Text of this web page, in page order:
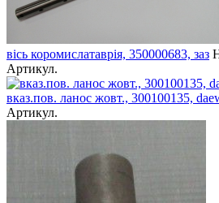
вісь коромислатаврія, 350000683, заз
Артикул.
вказ.пов. ланос жовт., 300100135,
Артикул.